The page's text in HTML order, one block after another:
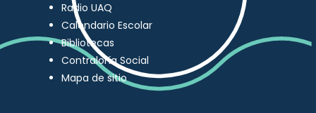
Radio UAQ
Calendario Escolar
Bibliotecas
Contraloría Social
Mapa de sitio